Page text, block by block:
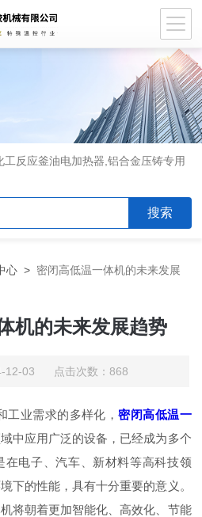
工反应釜油电加热器,铝合金压铸专用
心 > 密闭高低温一体机的未来发展
机的未来发展趋势
12-03 点击次数：868
业需求的多样化，密闭高低温一
中应用广泛的设备，已经成为多个
在电子、汽车、新材料等高科技领
下的性能，具有十分重要的意义。
将朝着更加智能化、高效化、节能